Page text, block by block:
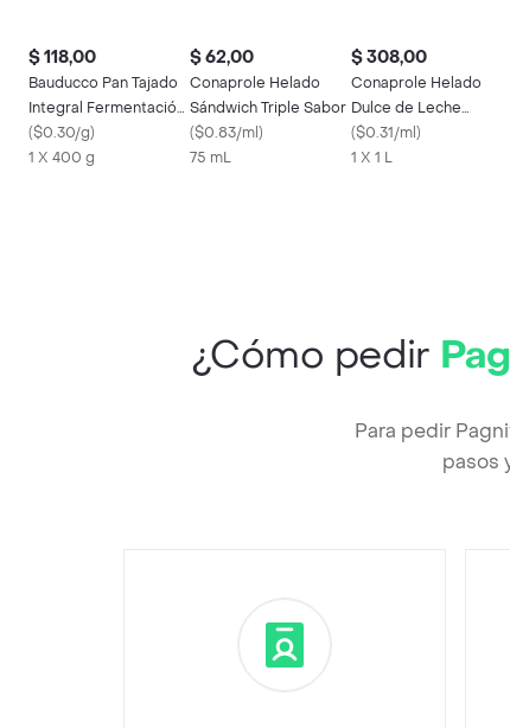
$ 118,00
Bauducco Pan Tajado
Integral Fermentación
Natural
($0.30/g)
1 X 400 g
$ 62,00
Conaprole Helado
Sándwich Triple Sabor
($0.83/ml)
75 mL
$ 308,00
Conaprole Helado
Dulce de Leche
Granizado
($0.31/ml)
1 X 1 L
¿Cómo pedir
Para pedir
pasos